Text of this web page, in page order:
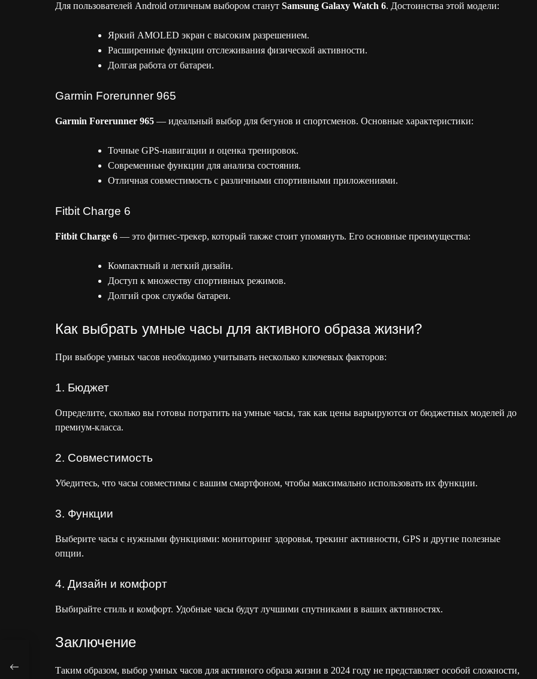
Для пользователей Android отличным выбором станут Samsung Galaxy Watch 6. Достоинства этой модели:
Яркий AMOLED экран с высоким разрешением.
Расширенные функции отслеживания физической активности.
Долгая работа от батареи.
Garmin Forerunner 965
Garmin Forerunner 965 — идеальный выбор для бегунов и спортсменов. Основные характеристики:
Точные GPS-навигации и оценка тренировок.
Современные функции для анализа состояния.
Отличная совместимость с различными спортивными приложениями.
Fitbit Charge 6
Fitbit Charge 6 — это фитнес-трекер, который также стоит упомянуть. Его основные преимущества:
Компактный и легкий дизайн.
Доступ к множеству спортивных режимов.
Долгий срок службы батареи.
Как выбрать умные часы для активного образа жизни?
При выборе умных часов необходимо учитывать несколько ключевых факторов:
1. Бюджет
Определите, сколько вы готовы потратить на умные часы, так как цены варьируются от бюджетных моделей до
премиум-класса.
2. Совместимость
Убедитесь, что часы совместимы с вашим смартфоном, чтобы максимально использовать их функции.
3. Функции
Выберите часы с нужными функциями: мониторинг здоровья, трекинг активности, GPS и другие полезные
опции.
4. Дизайн и комфорт
Выбирайте стиль и комфорт. Удобные часы будут лучшими спутниками в ваших активностях.
Заключение
Таким образом, выбор умных часов для активного образа жизни в 2024 году не представляет особой сложности,